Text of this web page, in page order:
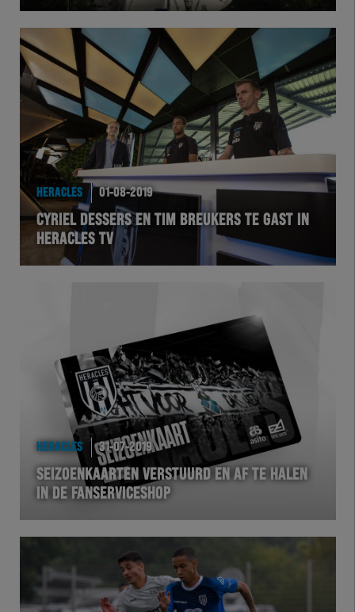
Herakids
Team Zwart Wit
Futsal
eSports
Academie
HERACLES 01-08-2019
CYRIEL DESSERS EN TIM BREUKERS TE GAST IN
HERACLES TV
HERACLES 31-07-2019
SEIZOENKAARTEN VERSTUURD EN AF TE HALEN
IN DE FANSERVICESHOP